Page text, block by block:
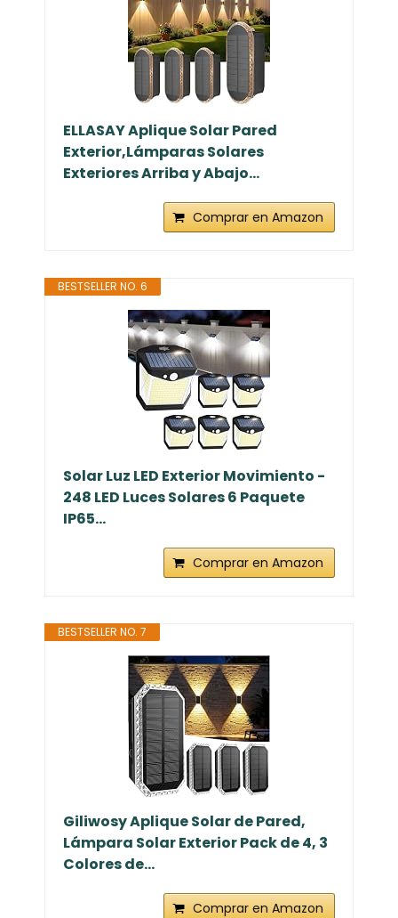
ELLASAY Aplique Solar Pared
Exterior,Lámparas Solares
Exteriores Arriba y Abajo...
Comprar en Amazon
BESTSELLER NO. 6
Solar Luz LED Exterior Movimiento -
248 LED Luces Solares 6 Paquete
IP65...
Comprar en Amazon
BESTSELLER NO. 7
Giliwosy Aplique Solar de Pared,
Lámpara Solar Exterior Pack de 4, 3
Colores de...
Comprar en Amazon